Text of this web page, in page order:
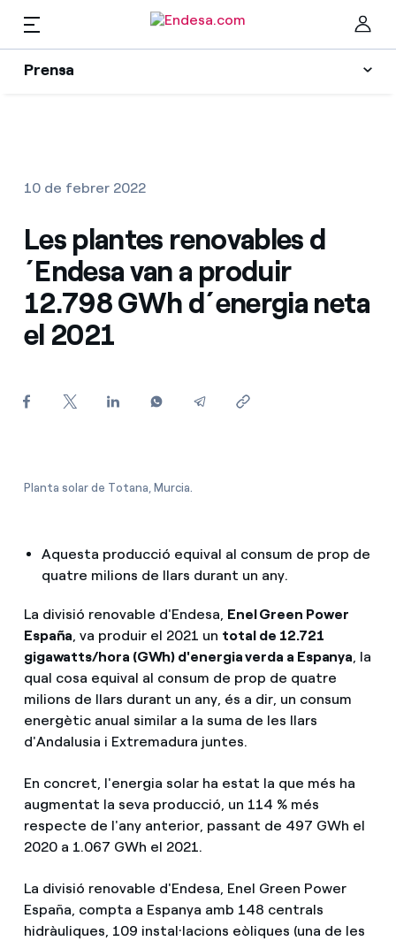
Prensa
Premsa
Troba la tarifa que més et convé
Compara les nostres tarifes d’empresa i estalvia
Ofertes per a autònoms i Pymes
Gestiones diverses comunitats de propietaris?
Recursos
Col·leccions
Contactes premsa
CA
10 de febrer 2022
Les plantes renovables d
´Endesa van a produir
12.798 GWh d´energia neta
el 2021
Planta solar de Totana, Murcia.
Aquesta producció equival al consum de prop de
quatre milions de llars durant un any.
La divisió renovable d'Endesa, Enel Green Power
España, va produir el 2021 un total de 12.721
gigawatts/hora (GWh) d'energia verda a Espanya, la
qual cosa equival al consum de prop de quatre
milions de llars durant un any, és a dir, un consum
energètic anual similar a la suma de les llars
d'Andalusia i Extremadura juntes.
En concret, l'energia solar ha estat la que més ha
augmentat la seva producció, un 114 % més
respecte de l'any anterior, passant de 497 GWh el
2020 a 1.067 GWh el 2021.
La divisió renovable d'Endesa, Enel Green Power
España, compta a Espanya amb 148 centrals
hidràuliques, 109 instal·lacions eòliques (una de les